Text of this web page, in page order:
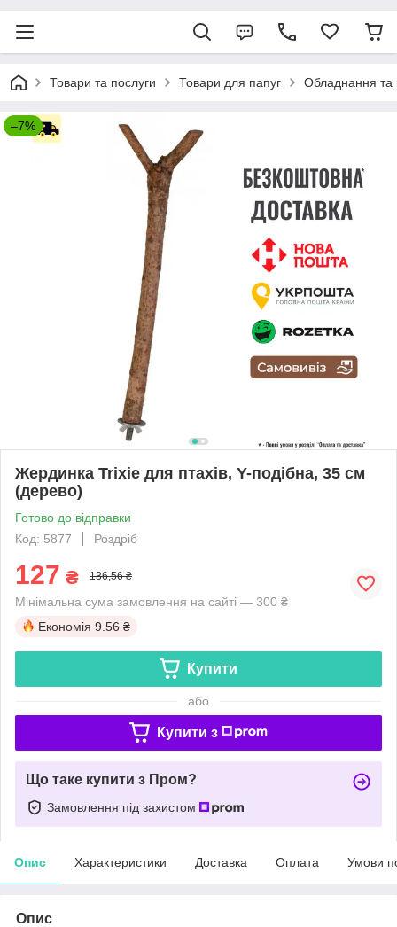
Товари та послуги Товари для папуг Обладнання та
–7%
Жердинка Trixie для птахів, Y-подібна, 35 см
(дерево)
Готово до відправки
Код: 5877
Роздріб
127 ₴ 136,56 ₴
Мінімальна сума замовлення на сайті — 300 ₴
Економія 9.56 ₴
Купити
або
Купити з
Що таке купити з Пром?
Замовлення під захистом
Опис Характеристики Доставка Оплата Умови
Опис